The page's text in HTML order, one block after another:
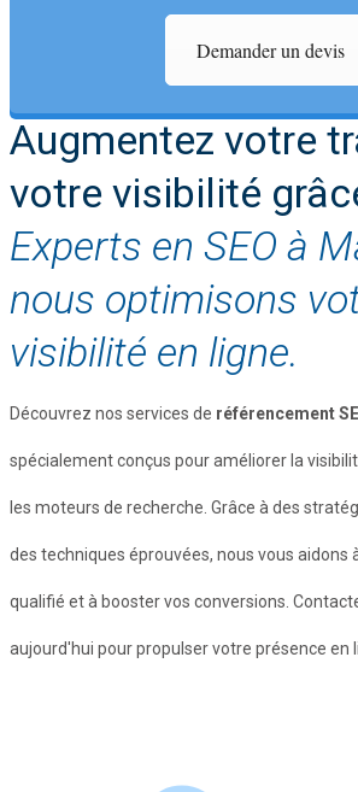
Demander un devis
Augmentez votre
votre visibilité
Experts en SEO à
nous optimisons
visibilité en ligne.
Découvrez nos services de référencement
spécialement conçus pour améliorer la
les moteurs de recherche. Grâce à des
des techniques éprouvées, nous vous aidons
qualifié et à booster vos conversions.
aujourd'hui pour propulser votre présence en